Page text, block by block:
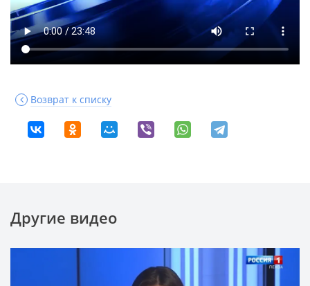
Возврат к списку
Другие видео